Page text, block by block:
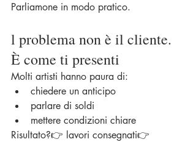
Parliamone in modo pratico.
l problema non è il cliente.
È come ti presenti
Molti artisti hanno paura di:
chiedere un anticipo
parlare di soldi
mettere condizioni chiare
Risultato?👉 lavori consegnati👉